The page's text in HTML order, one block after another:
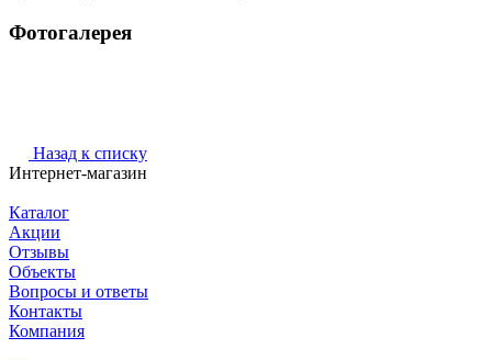
Фотогалерея
Назад к списку
Интернет-магазин
Каталог
Акции
Отзывы
Объекты
Вопросы и ответы
Контакты
Компания